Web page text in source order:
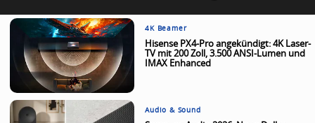
4K Beamer
Hisense PX4-Pro angekündigt: 4K Laser-
TV mit 200 Zoll, 3.500 ANSI-Lumen und
IMAX Enhanced
Audio & Sound